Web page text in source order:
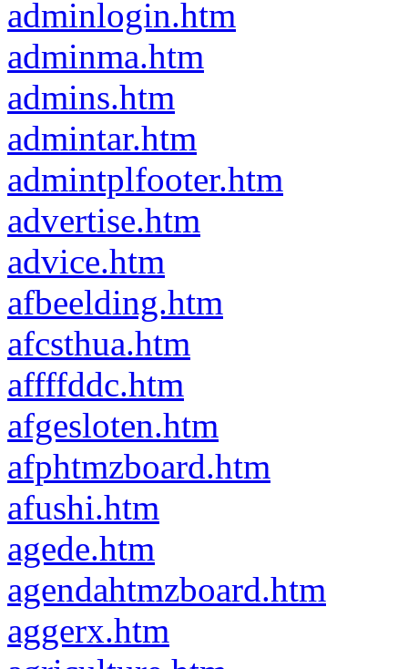
adminlogin.htm
adminma.htm
admins.htm
admintar.htm
admintplfooter.htm
advertise.htm
advice.htm
afbeelding.htm
afcsthua.htm
affffddc.htm
afgesloten.htm
afphtmzboard.htm
afushi.htm
agede.htm
agendahtmzboard.htm
aggerx.htm